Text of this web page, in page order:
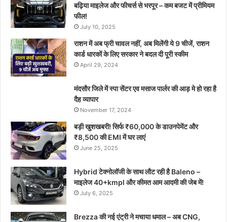
बढ़िया माइलेज और फीचर्स से भरपूर – कम बजट में प्रीमियम
फील!
July 10, 2025
राशन में अब फ्री चावल नहीं, अब मिलेंगी ये 9 चीजें, राशन
कार्ड धारकों के लिए सरकार ने बदल दी पूरी स्कीम
April 29, 2024
मंदसौर जिले में स्पा सेंटर एव मसाज पार्लर की आड़ मे हो रहा है
दैह व्यापार
November 17, 2024
बड़ी खुशखबरी! सिर्फ ₹60,000 के डाउनपेमेंट और
₹8,500 की EMI में घर लाएं
June 25, 2025
Hybrid टेक्नोलॉजी के साथ लौट रही है Baleno –
माइलेज 40+kmpl और कीमत आम आदमी की जेब में!
July 6, 2025
Brezza की नई एंट्री ने मचाया धमाल – अब CNG,